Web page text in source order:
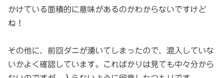
かけている面積的に意味があるのかわからないですけど
ね！
その他に、前回ダニが湧いてしまったので、混入していな
いかよく確認しています。こればかりは見ても中々分から